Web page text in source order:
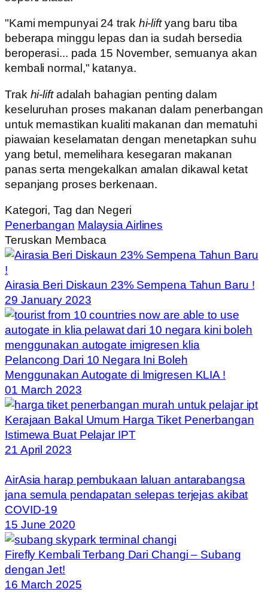
"Kami mempunyai 24 trak hi-liftyang baru tiba
beberapa minggu lepas dan ia sudah bersedia
beroperasi... pada 15 November, semuanya akan
kembali normal," katanya.
Trak hi-liftadalah bahagian penting dalam
keseluruhan proses makanan dalam penerbangan
untuk memastikan kualiti makanan dan mematuhi
piawaian keselamatan dengan menetapkan suhu
yang betul, memelihara kesegaran makanan
panas serta mengekalkan amalan dikawal ketat
sepanjang proses berkenaan.
Kategori, Tag dan Negeri
Penerbangan Malaysia Airlines
Teruskan Membaca
Airasia Beri Diskaun 23% Sempena Tahun Baru !
29 January 2023
Pelancong Dari 10 Negara Ini Boleh
Menggunakan Autogate di Imigresen KLIA !
01 March 2023
Kerajaan Bakal Umum Harga Tiket Penerbangan
Istimewa Buat Pelajar IPT
21 April 2023
AirAsia harap pembukaan laluan antarabangsa
jana semula pendapatan selepas terjejas akibat
COVID-19
15 June 2020
Firefly Kembali Terbang Dari Changi – Subang
dengan Jet!
16 March 2025